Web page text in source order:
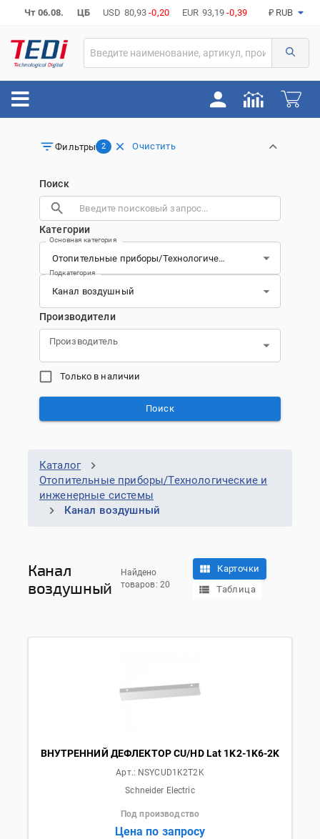
Чт 06.08. ЦБ USD 80,93 -0,20 EUR 93,19 -0,39 ₽ RUB
Фильтры 2 Очистить
Поиск
Категории
Основная категория
Подкатегория
Производители
Производитель
Только в наличии
Поиск
Каталог
Отопительные приборы/Технологические и
инженерные системы
Канал воздушный
Канал
воздушный
Найдено
товаров: 20
Карточки
Таблица
ВНУТРЕННИЙ ДЕФЛЕКТОР CU/HD Lat 1K2-1K6-2K
Арт.: NSYCUD1K2T2K
Schneider Electric
Под производство
Цена по запросу